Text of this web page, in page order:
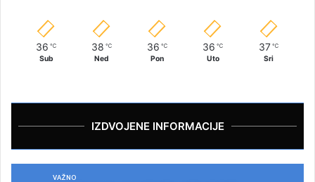
36 ℃
Sub
38 ℃
Ned
36 ℃
Pon
36 ℃
Uto
37 ℃
Sri
IZDVOJENE INFORMACIJE
VAŽNO